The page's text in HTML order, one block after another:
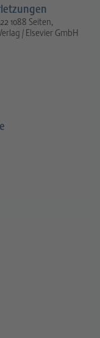
1088 Seiten,
/ Elsevier GmbH